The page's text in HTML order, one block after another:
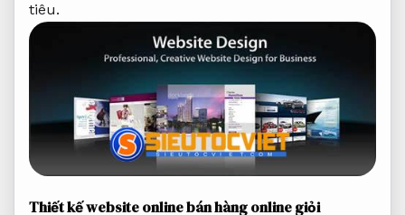
tiêu.
Thiết kế website online bán hàng online giỏi